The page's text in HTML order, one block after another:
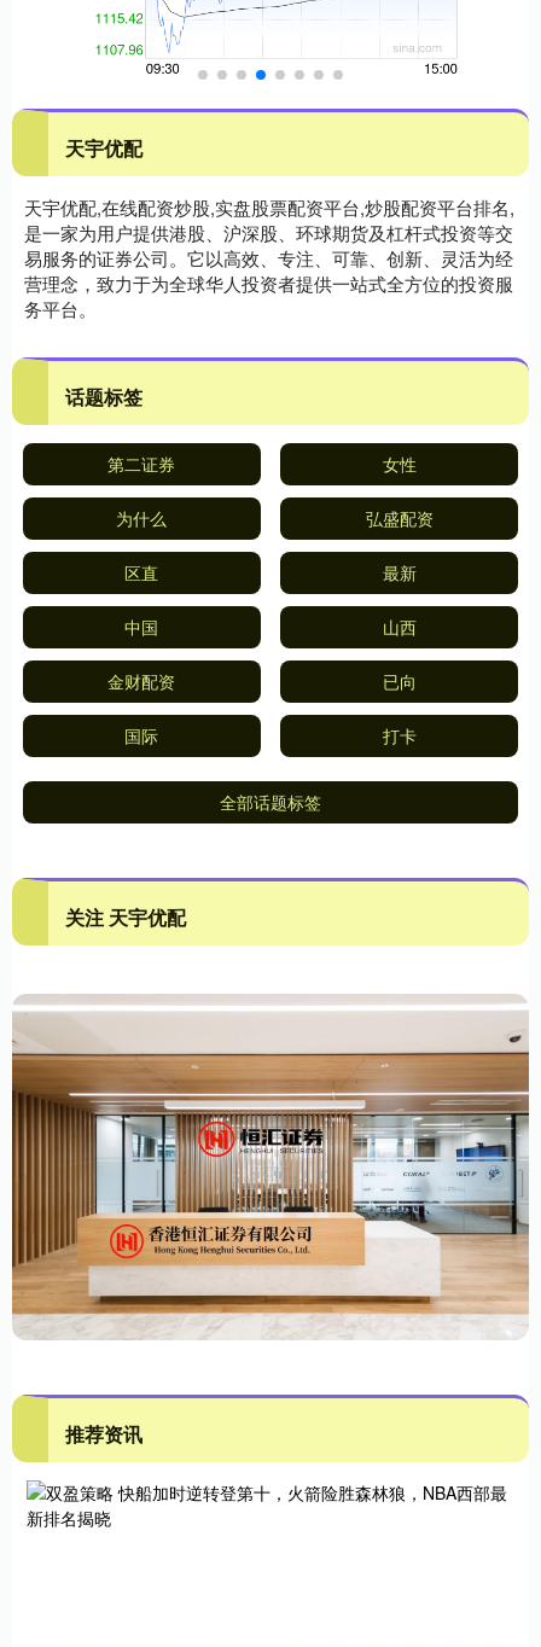
天宇优配
天宇优配,在线配资炒股,实盘股票配资平台,炒股配资平台排名,
是一家为用户提供港股、沪深股、环球期货及杠杆式投资等交
易服务的证券公司。它以高效、专注、可靠、创新、灵活为经
营理念，致力于为全球华人投资者提供一站式全方位的投资服
务平台。
话题标签
第二证券 女性
为什么 弘盛配资
区直 最新
中国 山西
金财配资 已向
国际 打卡
全部话题标签
关注 天宇优配
推荐资讯